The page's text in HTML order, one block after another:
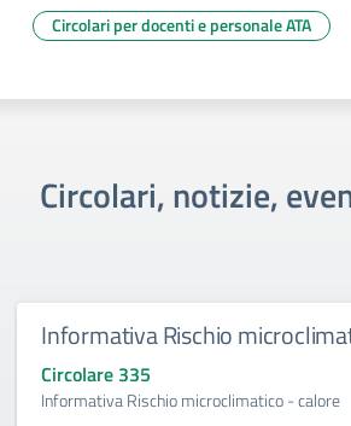
Circolari per docenti e personale ATA
Circolari, notizie,
Informativa Rischio
Circolare 335
Informativa Rischio microclimatico - calore